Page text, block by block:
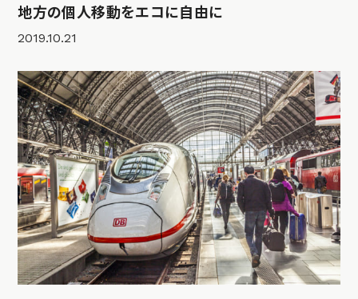
地方の個人移動をエコに自由に
2019.10.21